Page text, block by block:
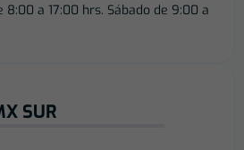
8:00 a 17:00 hrs. Sábado de 9:00 a
SUR